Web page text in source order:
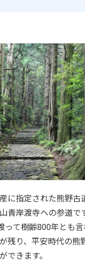
に指定された熊野古
青岸渡寺への参道で
って樹齢800年とも
残り、平安時代の熊
できます。